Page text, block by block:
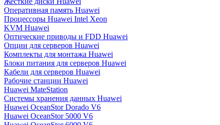
Оперативная память Huawei
Процессоры Huawei Intel Xeon
KVM Huawei
Оптические приводы и FDD Huawei
Опции для серверов Huawei
Комплекты для монтажа Huawei
Блоки питания для серверов Huawei
Кабели для серверов Huawei
Рабочие станции Huawei
Huawei MateStation
Системы хранения данных Huawei
Huawei OceanStor Dorado V6
Huawei OceanStor 5000 V6